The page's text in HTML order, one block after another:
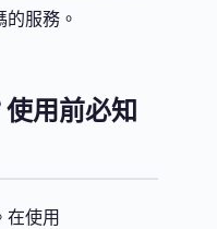
服務。
用前必知
在使用